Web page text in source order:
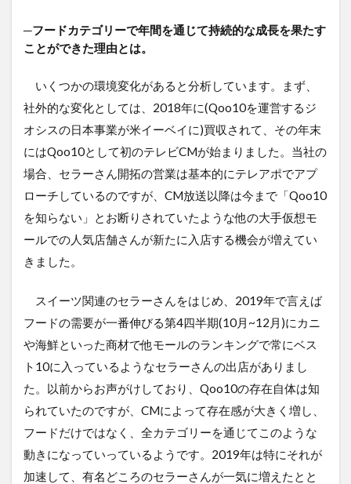
─フードカテゴリーで年間を通じて持続的な成長を果たす
ことができた理由とは。
いくつかの環境変化があると分析しています。まず、
社外的な変化としては、2018年に(Qoo10を運営するジ
オシスの日本事業が米イーベイに)買収されて、その年末
にはQoo10として初のテレビCMが始まりました。当社の
場合、セラーさん開拓の営業は基本的にテレアポでアプ
ローチしているのですが、CM放送以降は今まで「Qoo10
を知らない」とお断りされていたような他の大手仮想モ
ールでの人気店舗さんが新たに入店する機会が増えてい
きました。
スイーツ関連のセラーさんをはじめ、2019年で言えば
フードの需要が一番伸びる第4四半期(10月~12月)にカニ
や海鮮といった商材で他モールのランキングで常にベス
ト10に入っているようなセラーさんの出店がありまし
た。以前からお声がけしており、Qoo10の存在自体は知
られていたのですが、CMによって存在感が大きく増し、
フードだけではなく、全カテゴリーを通じてこのような
動きになっていっているようです。2019年は特にそれが
加速して、有名どころのセラーさんが一気に増えたとと